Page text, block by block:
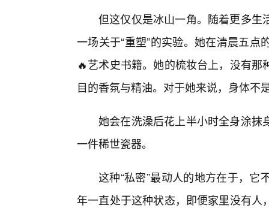
但这仅仅是冰山一角。随着更多生
一场关于“重塑”的实验。她在清晨五
🔥艺术史书籍。她的梳妆台上，没有
目的香氛与精油。对于她来说，身体不
她会在洗澡后花上半小时全身涂抹
一件稀世瓷器。
这种“私密”最动人的地方在于，
年一直处于这种状态，即便家里没有